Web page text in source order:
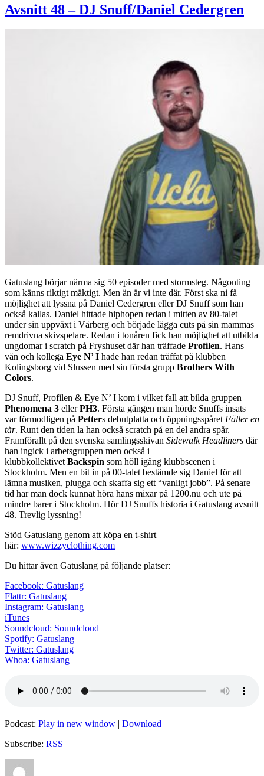
91
–
Avsnitt 48 – DJ Snuff/Daniel Cedergren
Gatuslang börjar närma sig 50 episoder med stormsteg. Någonting
som känns riktigt mäktigt. Men än är vi inte där. Först ska ni få
möjlighet att lyssna på Daniel Cedergren eller DJ Snuff som han
också kallas. Daniel hittade hiphopen redan i mitten av 80-talet
under sin uppväxt i Vårberg och började lägga cuts på sin mammas
remdrivna skivspelare. Redan i tonåren fick han möjlighet att utbilda
ungdomar i scratch på Fryshuset där han träffade Profilen. Hans
vän och kollega Eye N’ I hade han redan träffat på klubben
Kolingsborg vid Slussen med sin första grupp Brothers With
Colors.
DJ Snuff, Profilen & Eye N’ I kom i vilket fall att bilda gruppen
Phenomena 3 ellerPH3. Första gången man hörde Snuffs insats
var förmodligen på Petters debutplatta och öppningsspåretFäller en
tår. Runt den tiden la han också scratch på en del andra spår.
Framförallt på den svenska samlingsskivan Sidewalk Headliners där
han ingick i arbetsgruppen men också i
klubbkollektivetBackspin som höll igång klubbscenen i
Stockholm. Men en bit in på 00-talet bestämde sig Daniel för att
lämna musiken, plugga och skaffa sig ett “vanligt jobb”. På senare
tid har man dock kunnat höra hans mixar på 1200.nu och ute på
mindre barer i Stockholm. Hör DJ Snuffs historia i Gatuslang avsnitt
48. Trevlig lyssning!
Stöd Gatuslang genom att köpa en t-shirt
här: www.wizzyclothing.com
Du hittar även Gatuslang på följande platser:
Facebook: Gatuslang
Flattr: Gatuslang
Instagram: Gatuslang
iTunes
Soundcloud: Soundcloud
Spotify: Gatuslang
Twitter: Gatuslang
Whoa: Gatuslang
Podcast: Play in new window | Download
Subscribe: RSS